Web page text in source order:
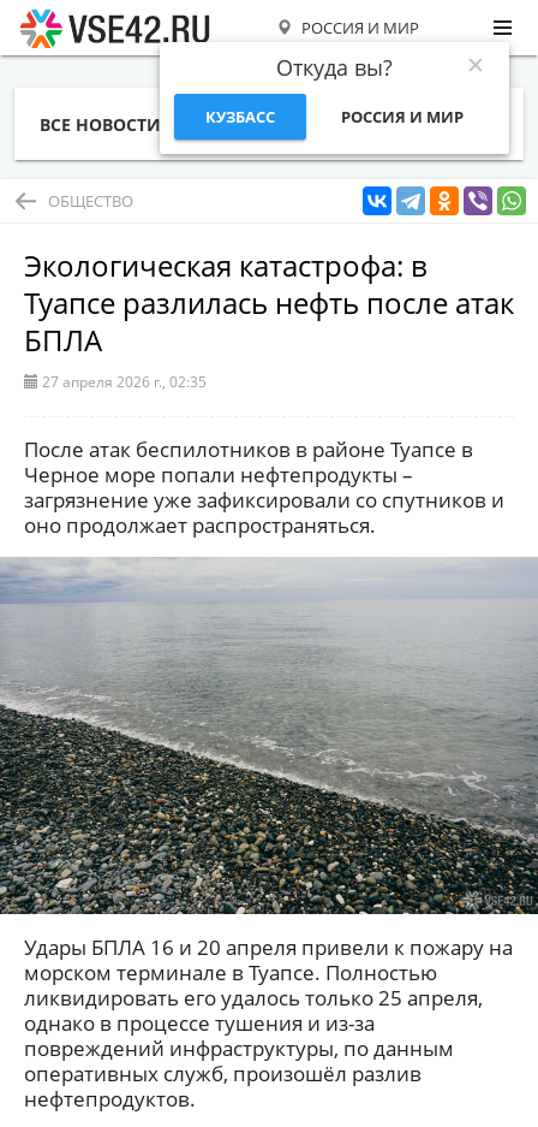
РОССИЯ И МИР
Откуда вы?
КУЗБАСС РОССИЯ И МИР
ВСЕ НОВОСТИ СТАТЬИ ТЕМЫ ФОТО
ОБЩЕСТВО
Экологическая катастрофа: в
Туапсе разлилась нефть после атак
БПЛА
27 апреля 2026 г., 02:35
После атак беспилотников в районе Туапсе в
Черное море попали нефтепродукты –
загрязнение уже зафиксировали со спутников и
оно продолжает распространяться.
Удары БПЛА 16 и 20 апреля привели к пожару на
морском терминале в Туапсе. Полностью
ликвидировать его удалось только 25 апреля,
однако в процессе тушения и из-за
повреждений инфраструктуры, по данным
оперативных служб, произошёл разлив
нефтепродуктов.